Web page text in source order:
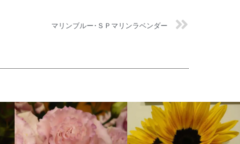
マリンブルー･ＳＰマリンラベンダー